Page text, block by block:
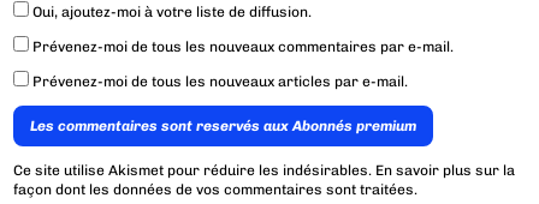
Oui, ajoutez-moi à votre liste de diffusion.
Prévenez-moi de tous les nouveaux commentaires par e-mail.
Prévenez-moi de tous les nouveaux articles par e-mail.
Les commentaires sont reservés aux Abonnés premium
Ce site utilise Akismet pour réduire les indésirables. En savoir plus sur la
façon dont les données de vos commentaires sont traitées.